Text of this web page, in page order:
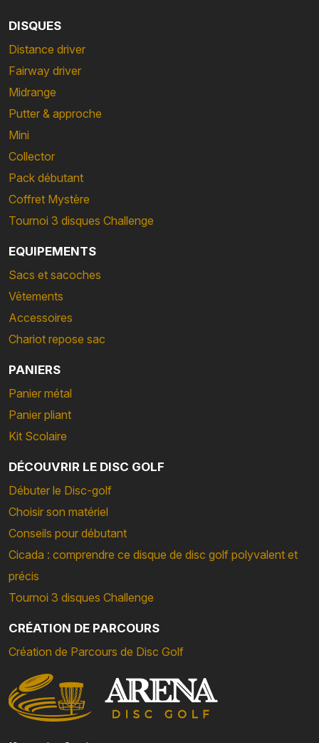
DISQUES
Distance driver
Fairway driver
Midrange
Putter & approche
Mini
Collector
Pack débutant
Coffret Mystère
Tournoi 3 disques Challenge
EQUIPEMENTS
Sacs et sacoches
Vêtements
Accessoires
Chariot repose sac
PANIERS
Panier métal
Panier pliant
Kit Scolaire
DÉCOUVRIR LE DISC GOLF
Débuter le Disc-golf
Choisir son matériel
Conseils pour débutant
Cicada : comprendre ce disque de disc golf polyvalent et
précis
Tournoi 3 disques Challenge
CRÉATION DE PARCOURS
Création de Parcours de Disc Golf